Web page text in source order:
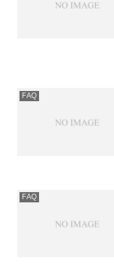
FAQ
FAQ